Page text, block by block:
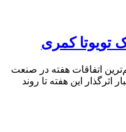
اتفاقات هفته در صنعت
اثرگذار این هفته تا روند